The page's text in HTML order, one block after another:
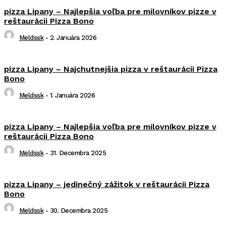
pizza Lipany – Najlepšia voľba pre milovníkov pizze v
reštaurácii Pizza Bono
Meldssk - 2. Januára 2026
pizza Lipany – Najchutnejšia pizza v reštaurácii Pizza
Bono
Meldssk - 1. Januára 2026
pizza Lipany – Najlepšia voľba pre milovníkov pizze v
reštaurácii Pizza Bono
Meldssk - 31. Decembra 2025
pizza Lipany – jedinečný zážitok v reštaurácii Pizza
Bono
Meldssk - 30. Decembra 2025